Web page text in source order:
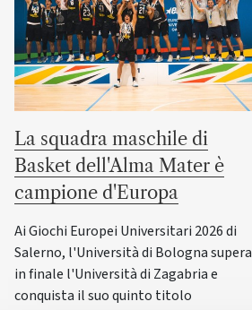
La squadra maschile di
Basket dell'Alma Mater è
campione d'Europa
Ai Giochi Europei Universitari 2026 di
Salerno, l'Università di Bologna supera
in finale l'Università di Zagabria e
conquista il suo quinto titolo